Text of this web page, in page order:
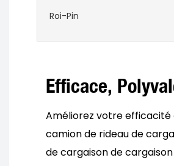
Roi-Pin
Efficace,
Améliorez votre
camion de rideau de
de cargaison de